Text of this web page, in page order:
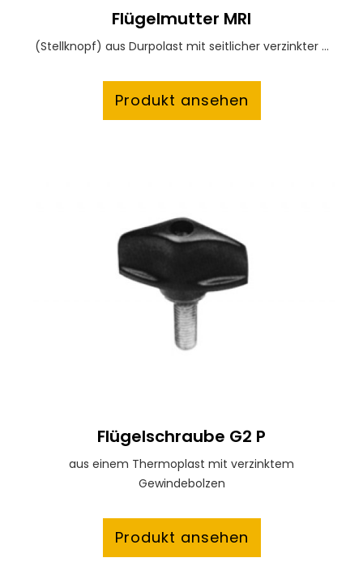
Flügelmutter MRI
(Stellknopf) aus Durpolast mit seitlicher verzinkter ...
Produkt ansehen
Flügelschraube G2 P
aus einem Thermoplast mit verzinktem
Gewindebolzen
Produkt ansehen